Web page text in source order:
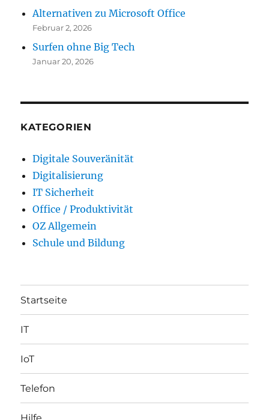
Alternativen zu Microsoft Office
Februar 2, 2026
Surfen ohne Big Tech
Januar 20, 2026
KATEGORIEN
Digitale Souveränität
Digitalisierung
IT Sicherheit
Office / Produktivität
OZ Allgemein
Schule und Bildung
Startseite
IT
IoT
Telefon
Hilfe